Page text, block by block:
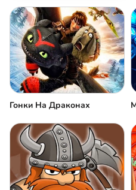
Гонки На Драконах